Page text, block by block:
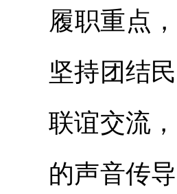
履职重点
坚持团结
联谊交流
的声音传